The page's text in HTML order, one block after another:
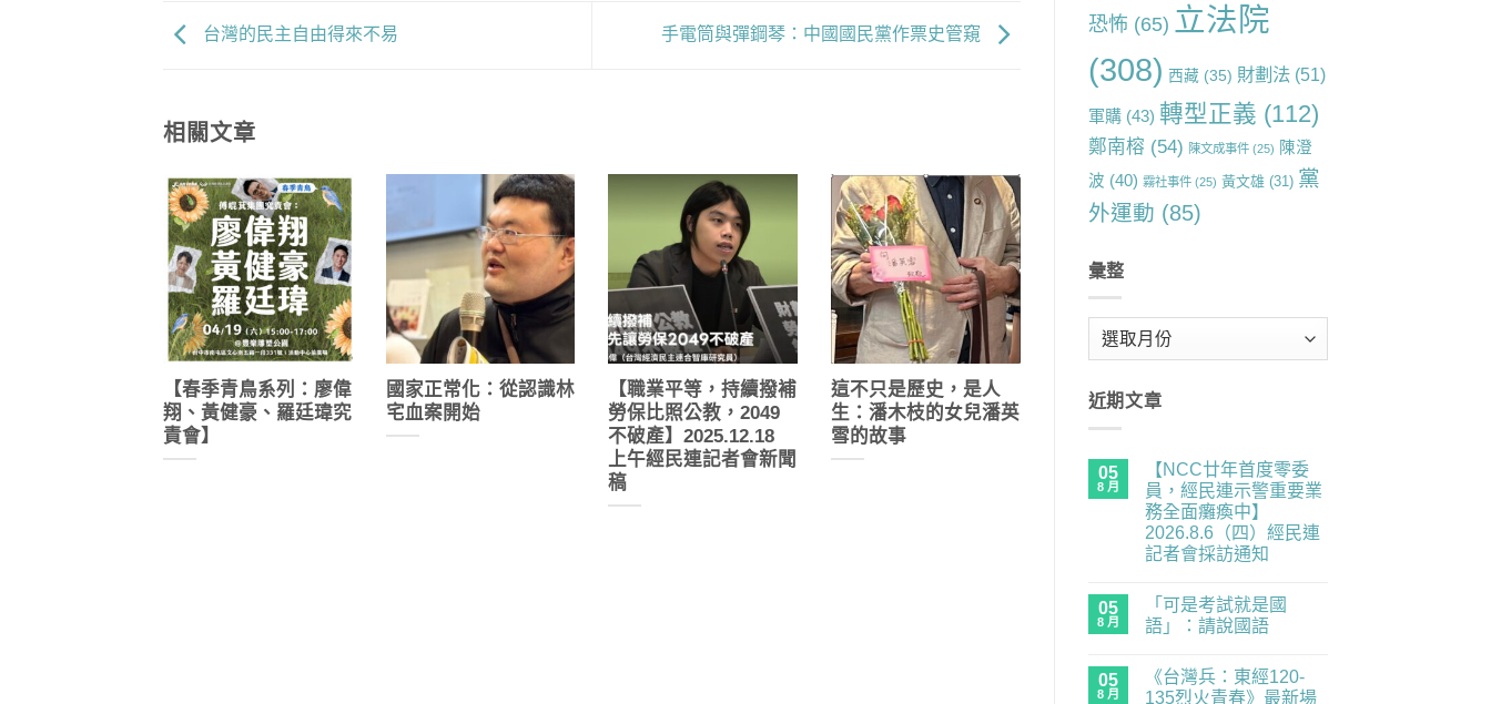
台灣的民主自由得來不易 手電筒與彈鋼琴：中國國民黨作票史管窺
相關文章
【春季青鳥系列：廖偉
翔、黃健豪、羅廷瑋究
責會】
國家正常化：從認識林
宅血案開始
【職業平等，持續撥補
勞保比照公教，2049
不破產】2025.12.18
上午經民連記者會新聞
稿
這不只是歷史，是人
生：潘木枝的女兒潘英
雪的故事
恐怖 (65) 立法院
(308) 西藏(35) 財劃法(51)
軍購(43) 轉型正義 (112)
鄭南榕 (54) 陳文成事件(25) 陳澄
波 (40) 霧社事件(25) 黃文雄(31) 黨
外運動 (85)
彙整
近期文章
05
8 月
【NCC廿年首度零委
員，經民連示警重要業
務全面癱瘓中】
2026.8.6（四）經民連
記者會採訪通知
年
首
委
員，
言
05
8 月
「可是考試就是國
語」：請說國語
是
考
留
言
05
8 月
《台灣兵：東經120-
135烈火青春》最新場